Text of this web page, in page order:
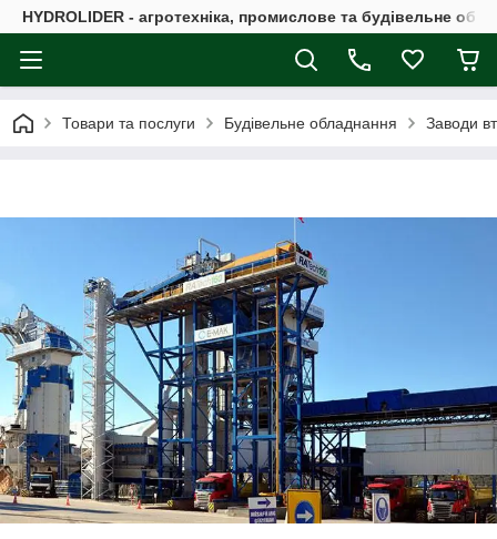
HYDROLIDER - агротехніка, промислове та будівельне
Товари та послуги Будівельне обладнання Заводи